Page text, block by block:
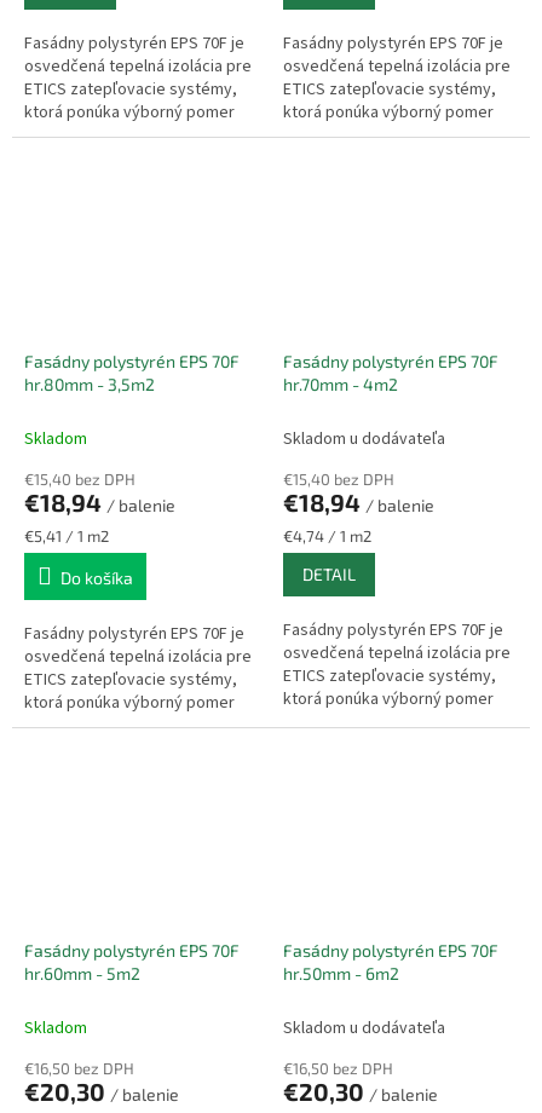
Fasádny polystyrén EPS 70F je
osvedčená tepelná izolácia pre
ETICS zatepľovacie systémy,
ktorá ponúka výborný pomer
ceny a výkonu. Vyznačuje sa
Fasádny polystyrén EPS 70F je
osvedčená tepelná izolácia pre
ETICS zatepľovacie systémy,
ktorá ponúka výborný pomer
ceny a výkonu. Vyznačuje sa
Fasádny polystyrén EPS 70F
hr.80mm - 3,5m2
Skladom
€15,40 bez DPH
€18,94 / balenie
Jednotková
cena:
€5,41 / 1 m2
Do košíka
Fasádny polystyrén EPS 70F je
osvedčená tepelná izolácia pre
ETICS zatepľovacie systémy,
ktorá ponúka výborný pomer
ceny a výkonu. Vyznačuje sa
Fasádny polystyrén EPS 70F
hr.70mm - 4m2
Skladom u dodávateľa
€15,40 bez DPH
€18,94 / balenie
Jednotková
cena:
€4,74 / 1 m2
DETAIL
Fasádny polystyrén EPS 70F je
osvedčená tepelná izolácia pre
ETICS zatepľovacie systémy,
ktorá ponúka výborný pomer
ceny a výkonu. Vyznačuje sa
Fasádny polystyrén EPS 70F
hr.60mm - 5m2
Skladom
€16,50 bez DPH
€20,30 / balenie
Fasádny polystyrén EPS 70F
hr.50mm - 6m2
Skladom u dodávateľa
€16,50 bez DPH
€20,30 / balenie